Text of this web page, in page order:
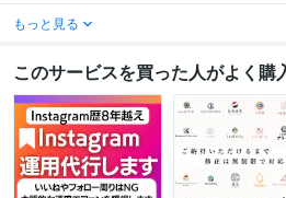
もっと見る
このサービスを買った人がよく購